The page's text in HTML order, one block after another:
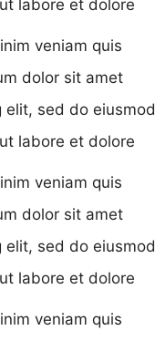
labore et dolore
veniam quis
dolor sit amet
elit, sed do eiusmod
labore et dolore
veniam quis
dolor sit amet
elit, sed do eiusmod
labore et dolore
veniam quis